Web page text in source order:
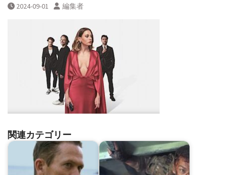
2024-09-01 編集者
関連カテゴリー